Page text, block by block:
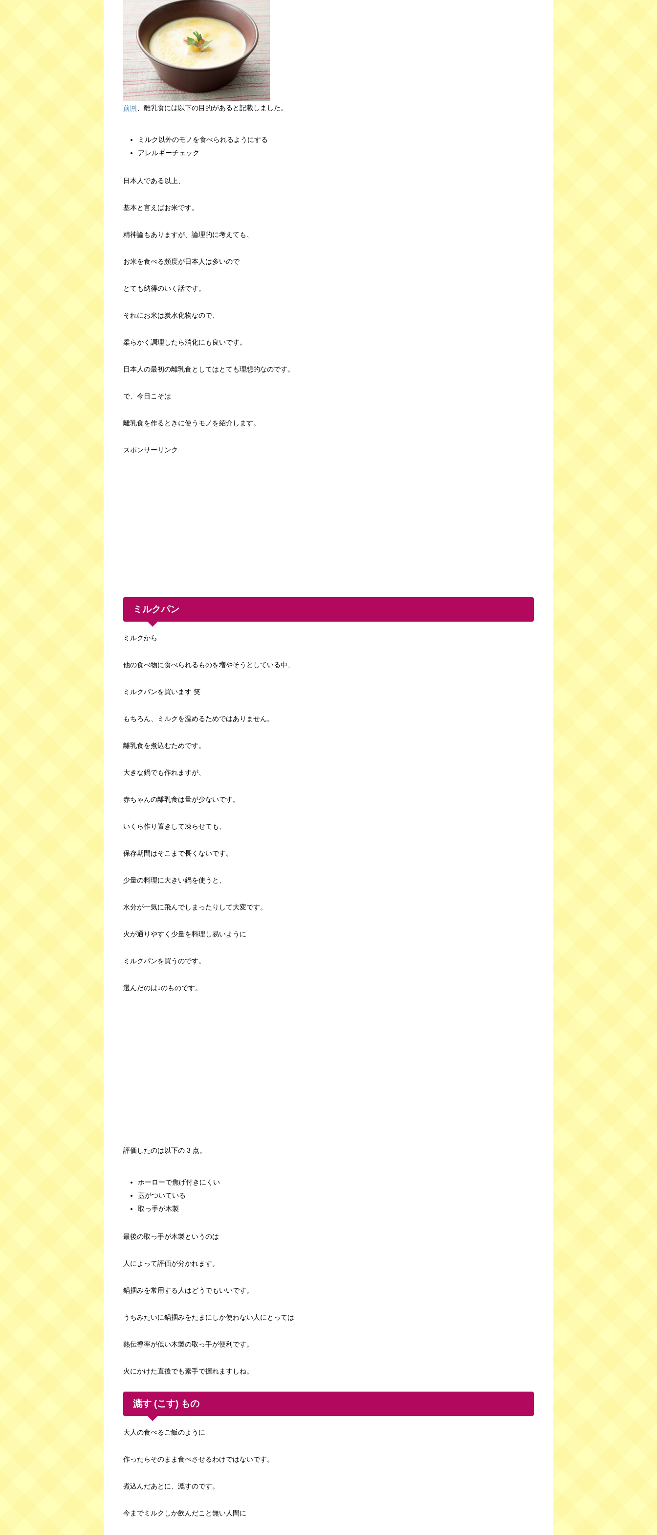
前回 、離乳食には以下の目的があると記載しました。
ミルク以外のモノを食べられるようにする
アレルギーチェック
日本人である以上、
基本と言えばお米です。
精神論もありますが、論理的に考えても、
お米を食べる頻度が日本人は多いので
とても納得のいく話です。
それにお米は炭水化物なので、
柔らかく調理したら消化にも良いです。
日本人の最初の離乳食としてはとても理想的なのです。
で、今日こそは
離乳食を作るときに使うモノを紹介します。
スポンサーリンク
ミルクパン
ミルクから
他の食べ物に食べられるものを増やそうとしている中、
ミルクパンを買います 笑
もちろん、ミルクを温めるためではありません。
離乳食を煮込むためです。
大きな鍋でも作れますが、
赤ちゃんの離乳食は量が少ないです。
いくら作り置きして凍らせても、
保存期間はそこまで長くないです。
少量の料理に大きい鍋を使うと、
水分が一気に飛んでしまったりして大変です。
火が通りやすく少量を料理し易いように
ミルクパンを買うのです。
選んだのは↓のものです。
評価したのは以下の 3 点。
ホーローで焦げ付きにくい
蓋がついている
取っ手が木製
最後の取っ手が木製というのは
人によって評価が分かれます。
鍋掴みを常用する人はどうでもいいです。
うちみたいに鍋掴みをたまにしか使わない人にとっては
熱伝導率が低い木製の取っ手が便利です。
火にかけた直後でも素手で握れますしね。
漉す (こす) もの
大人の食べるご飯のように
作ったらそのまま食べさせるわけではないです。
煮込んだあとに、漉すのです。
今までミルクしか飲んだこと無い人間に